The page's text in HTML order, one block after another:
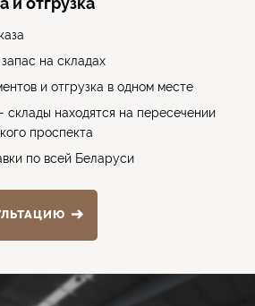
на складах
и отгрузка в одном месте
находятся на пересечении
проспекта
по всей Беларуси